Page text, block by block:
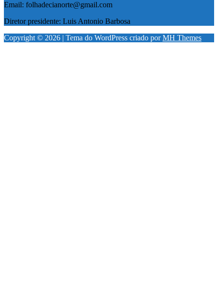
Email: folhadecianorte@gmail.com
Diretor presidente: Luis Antonio Barbosa
Copyright © 2026 | Tema do WordPress criado porMH Themes